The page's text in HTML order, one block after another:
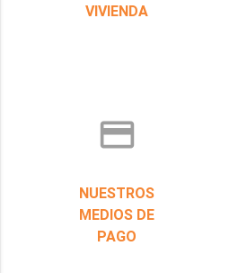
VIVIENDA
credit_card
NUESTROS
MEDIOS DE
PAGO